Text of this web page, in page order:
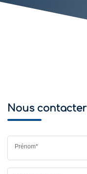
Nous contacter
Prénom*